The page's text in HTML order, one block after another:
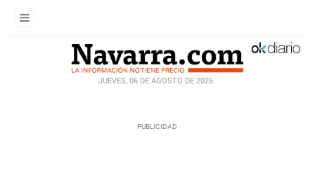
JUEVES, 06 DE AGOSTO DE 2026